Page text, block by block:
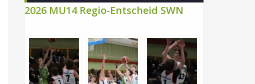
2026 MU14 Regio-Entscheid SWN